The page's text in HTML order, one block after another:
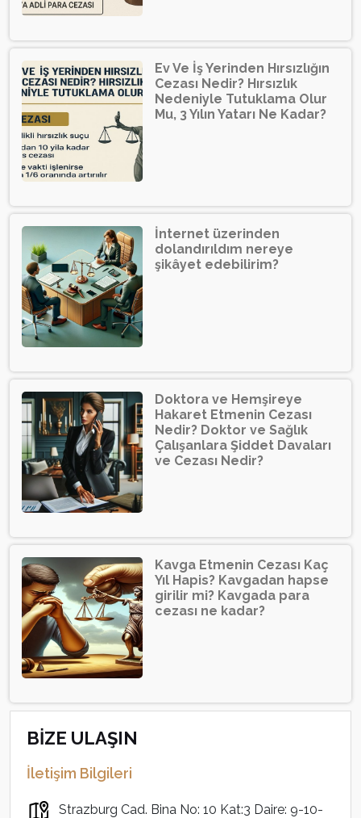
Ev Ve İş Yerinden Hırsızlığın
Cezası Nedir? Hırsızlık
Nedeniyle Tutuklama Olur
Mu, 3 Yılın Yatarı Ne Kadar?
İnternet üzerinden
dolandırıldım nereye
şikâyet edebilirim?
Doktora ve Hemşireye
Hakaret Etmenin Cezası
Nedir? Doktor ve Sağlık
Çalışanlara Şiddet Davaları
ve Cezası Nedir?
Kavga Etmenin Cezası Kaç
Yıl Hapis? Kavgadan hapse
girilir mi? Kavgada para
cezası ne kadar?
BİZE ULAŞIN
İletişim Bilgileri
Strazburg Cad. Bina No: 10 Kat:3 Daire: 9-10-